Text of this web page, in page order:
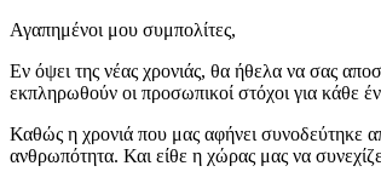
Αγαπημένοι μου συμπολίτες,
Εν όψει της νέας χρονιάς, θα ήθελα να σας
εκπληρωθούν οι προσωπικοί στόχοι για κάθε
Καθώς η χρονιά που μας αφήνει συνοδεύτηκε
ανθρωπότητα. Και είθε η χώρας μας να